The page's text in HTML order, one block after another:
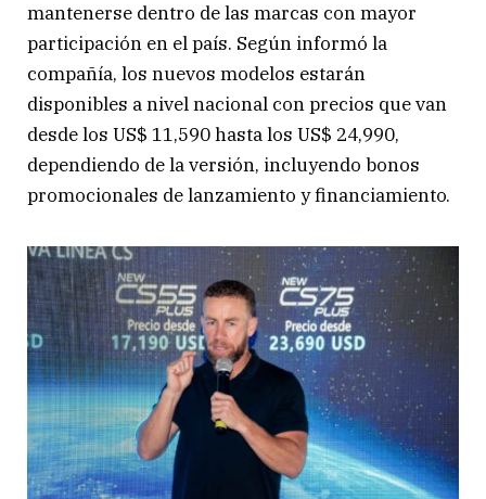
mantenerse dentro de las marcas con mayor
participación en el país. Según informó la
compañía, los nuevos modelos estarán
disponibles a nivel nacional con precios que van
desde los US$ 11,590 hasta los US$ 24,990,
dependiendo de la versión, incluyendo bonos
promocionales de lanzamiento y financiamiento.